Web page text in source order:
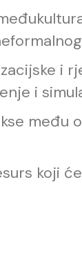
i
i
među
koji